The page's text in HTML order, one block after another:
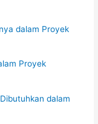
dalam Proyek
Proyek
dalam